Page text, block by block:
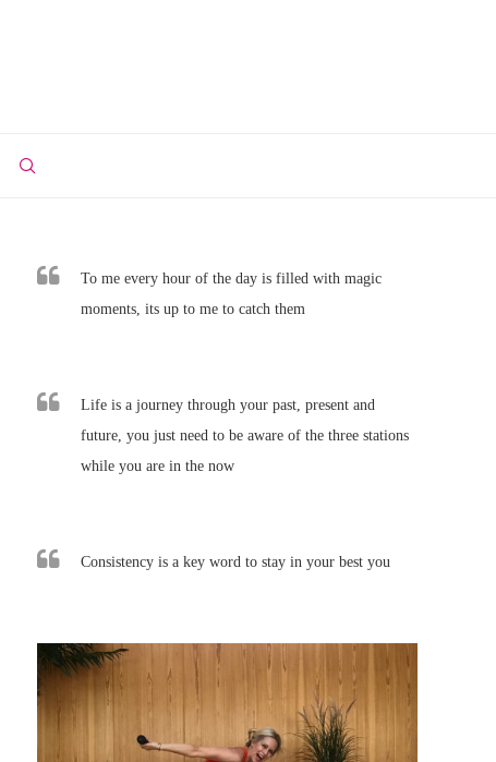
To me every hour of the day is filled with magic
moments, its up to me to catch them
Life is a journey through your past, present and
future, you just need to be aware of the three stations
while you are in the now
Consistency is a key word to stay in your best you